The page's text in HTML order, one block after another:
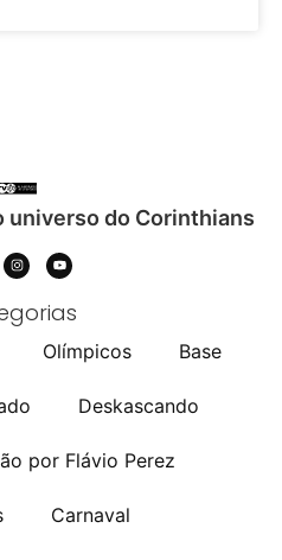
universo do Corinthians
Olímpicos Base
Deskascando
por Flávio Perez
Carnaval